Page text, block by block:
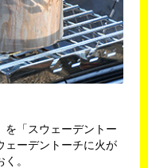
を「スウェーデントー
ェーデントーチに火が
。